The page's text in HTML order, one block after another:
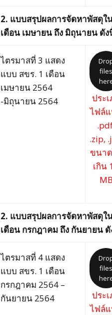
2. แบบสรุปผลการจัดหาพัสดุใ
เดือน เมษายน ถึง มิถุนายน ดัง
ไตรมาสที่ 3 แสดง
แบบ สขร. 1 เดือน
เมษายน 2564
-มิถุนายน 2564
files
ประ
ไฟล์
.zip,
ขนา
เกิน
MB
2. แบบสรุปผลการจัดหาพัสดุใ
เดือน กรกฎาคม ถึง กันยายน
ไตรมาสที่ 4 แสดง
แบบ สขร. 1 เดือน
กรกฎาคม 2564 –
กันยายน 2564
files
ประ
ไฟล์